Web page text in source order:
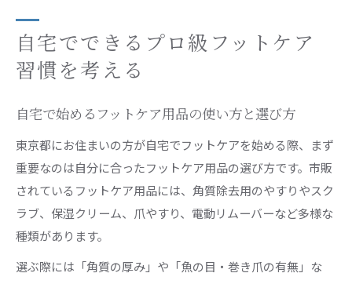
自宅でできるプロ級フットケア
習慣を考える
自宅で始めるフットケア用品の使い方と選び方
東京都にお住まいの方が自宅でフットケアを始める際、まず
重要なのは自分に合ったフットケア用品の選び方です。市販
されているフットケア用品には、角質除去用のやすりやスク
ラブ、保湿クリーム、爪やすり、電動リムーバーなど多様な
種類があります。
選ぶ際には「角質の厚み」や「魚の目・巻き爪の有無」な